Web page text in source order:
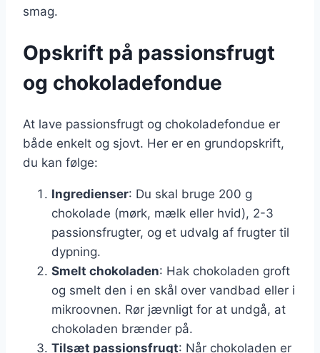
smag.
Opskrift på passionsfrugt
og chokoladefondue
At lave passionsfrugt og chokoladefondue er
både enkelt og sjovt. Her er en grundopskrift,
du kan følge:
Ingredienser: Du skal bruge 200 g
chokolade (mørk, mælk eller hvid), 2-3
passionsfrugter, og et udvalg af frugter til
dypning.
Smelt chokoladen: Hak chokoladen groft
og smelt den i en skål over vandbad eller i
mikroovnen. Rør jævnligt for at undgå, at
chokoladen brænder på.
Tilsæt passionsfrugt: Når chokoladen er